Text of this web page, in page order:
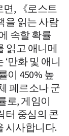
면, 《로스트
을 읽는 사람
속할 확률
읽고 애니메
만화 및 애니
이 450% 높
페르소나 군
로, 게임이
터 중심의 콘
시사합니다.